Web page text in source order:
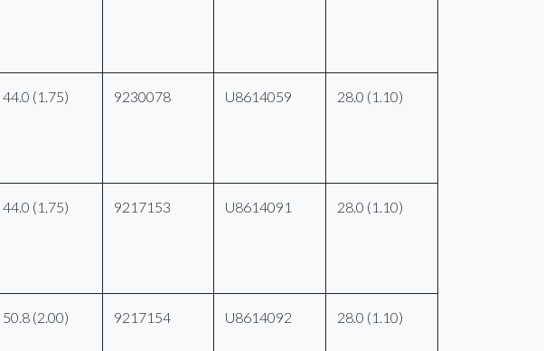
44.0 (1.75) 9230078 U8614059 28.0 (1.10)
44.0 (1.75) 9217153 U8614091 28.0 (1.10)
50.8 (2.00) 9217154 U8614092 28.0 (1.10)